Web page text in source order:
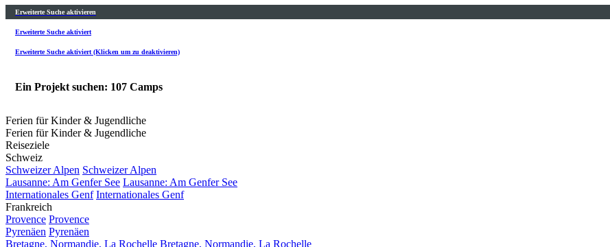
Erweiterte Suche aktivieren
Erweiterte Suche aktiviert
Erweiterte Suche aktiviert (Klicken um zu deaktivieren)
Ein Projekt suchen: 107 Camps
Ferien für Kinder & Jugendliche
Ferien für Kinder & Jugendliche
Reiseziele
Schweiz
Schweizer Alpen Schweizer Alpen
Lausanne: Am Genfer See Lausanne: Am Genfer See
Internationales Genf Internationales Genf
Frankreich
Provence Provence
Pyrenäen Pyrenäen
Bretagne, Normandie, La Rochelle Bretagne, Normandie, La Rochelle